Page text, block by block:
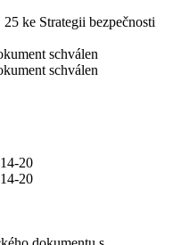
ke Strategii bezpečnosti
schválen
schválen
20
20